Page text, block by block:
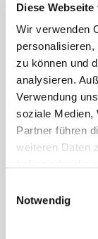
Diese
Wir verwenden
zu können und
analysieren.
Verwendung
soziale Medien,
Partner führen
weiteren Daten
Notwendig
Schweißbranche.
voestalpine
Die Gemeinde
Sachbearbeiter/-
unbefristete
Birkenwerder
Gemeinde